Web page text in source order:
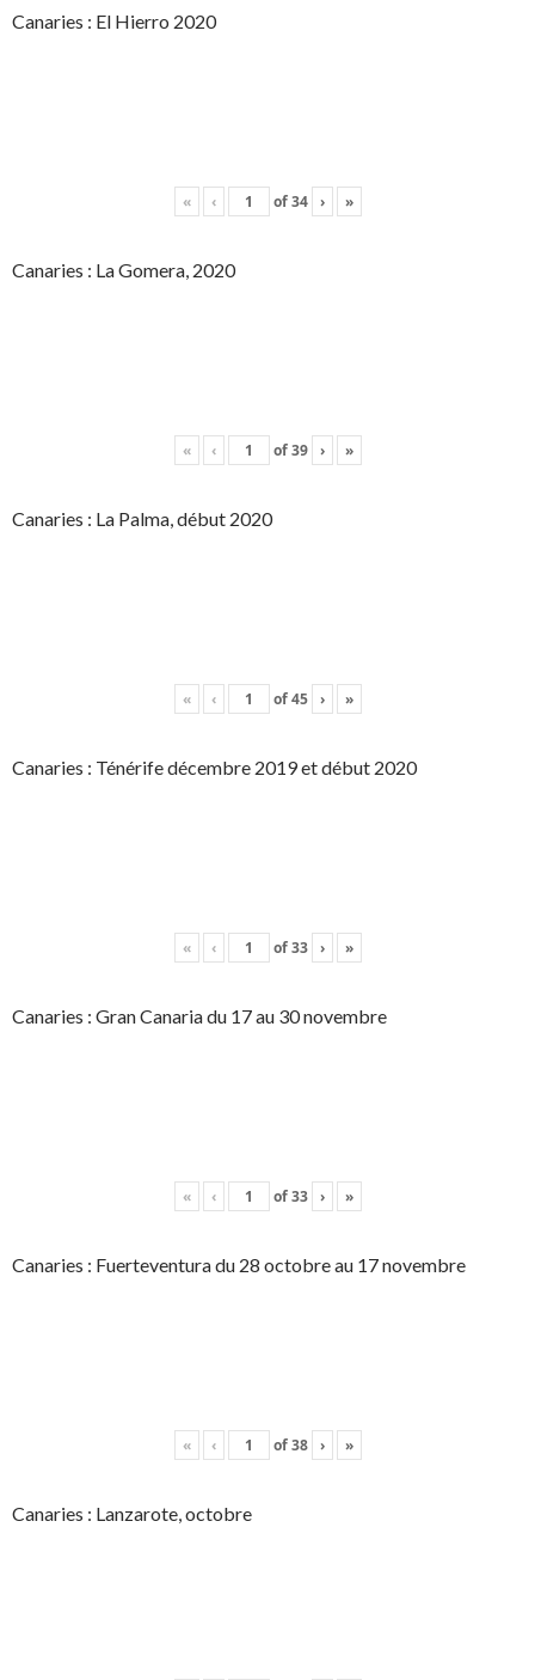
Canaries : El Hierro 2020
« ‹ of34 › »
Canaries : La Gomera, 2020
« ‹ of39 › »
Canaries : La Palma, début 2020
« ‹ of45 › »
Canaries : Ténérife décembre 2019 et début 2020
« ‹ of33 › »
Canaries : Gran Canaria du 17 au 30 novembre
« ‹ of33 › »
Canaries : Fuerteventura du 28 octobre au 17 novembre
« ‹ of38 › »
Canaries : Lanzarote, octobre